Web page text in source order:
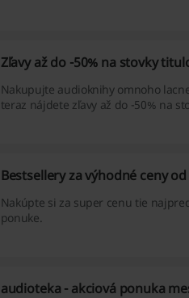
Zľavy až do -50% na stovky
Nakupujte audioknihy omnoho
teraz nájdete zľavy až do -50% na
Bestsellery za výhodné ceny
Nakúpte si za super cenu tie
ponuke.
audioteka - akciová ponuka